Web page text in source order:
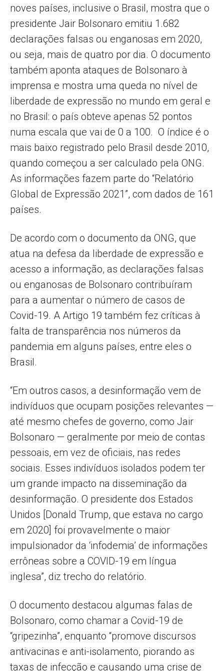
noves países, inclusive o Brasil, mostra que o
presidente Jair Bolsonaro emitiu 1.682
declarações falsas ou enganosas em 2020,
ou seja, mais de quatro por dia. O documento
também aponta ataques de Bolsonaro à
imprensa e mostra uma queda no nível de
liberdade de expressão no mundo em geral e
no Brasil: o país obteve apenas 52 pontos
numa escala que vai de 0 a 100. O índice é o
mais baixo registrado pelo Brasil desde 2010,
quando começou a ser calculado pela ONG.
As informações fazem parte do “Relatório
Global de Expressão 2021”, com dados de 161
países.
De acordo com o documento da ONG, que
atua na defesa da liberdade de expressão e
acesso a informação, as declarações falsas
ou enganosas de Bolsonaro contribuíram
para a aumentar o número de casos de
Covid-19. A Artigo 19 também fez críticas à
falta de transparência nos números da
pandemia em alguns países, entre eles o
Brasil.
“Em outros casos, a desinformação vem de
indivíduos que ocupam posições relevantes —
até mesmo chefes de governo, como Jair
Bolsonaro — geralmente por meio de contas
pessoais, em vez de oficiais, nas redes
sociais. Esses indivíduos isolados podem ter
um grande impacto na disseminação da
desinformação. O presidente dos Estados
Unidos [Donald Trump, que estava no cargo
em 2020] foi provavelmente o maior
impulsionador da ‘infodemia’ de informações
errôneas sobre a COVID-19 em língua
inglesa”, diz trecho do relatório.
O documento destacou algumas falas de
Bolsonaro, como chamar a Covid-19 de
“gripezinha”, enquanto “promove discursos
antivacinas e anti-isolamento, piorando as
taxas de infecção e causando uma crise de